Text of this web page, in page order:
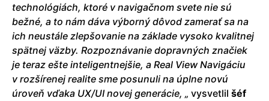
technológiách, ktoré v navigačnom svete nie sú
bežné, a to nám dáva výborný dôvod zamerať sa na
ich neustále zlepšovanie na základe vysoko kvalitnej
spätnej väzby. Rozpoznávanie dopravných značiek
je teraz ešte inteligentnejšie, a Real View Navigáciu
v rozšírenej realite sme posunuli na úplne novú
úroveň vďaka UX/UI novej generácie, „ vysvetlil šéf